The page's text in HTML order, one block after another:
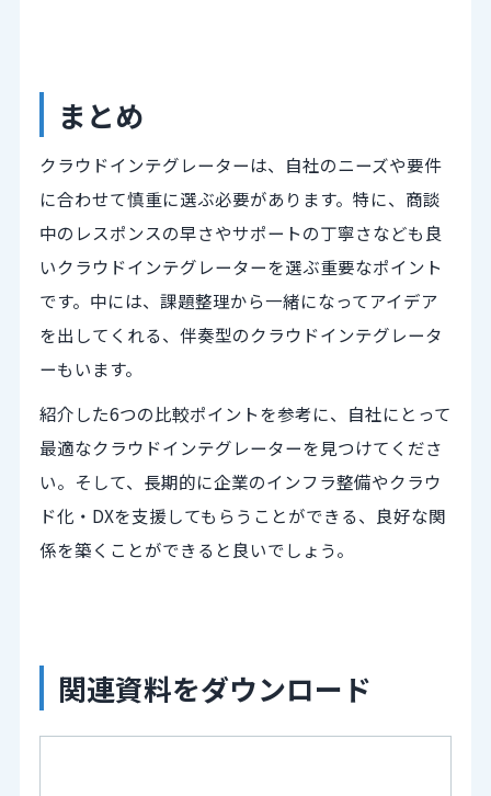
まとめ
クラウドインテグレーターは、自社のニーズや要件
に合わせて慎重に選ぶ必要があります。特に、商談
中のレスポンスの早さやサポートの丁寧さなども良
いクラウドインテグレーターを選ぶ重要なポイント
です。中には、課題整理から一緒になってアイデア
を出してくれる、伴奏型のクラウドインテグレータ
ーもいます。
紹介した6つの比較ポイントを参考に、自社にとって
最適なクラウドインテグレーターを見つけてくださ
い。そして、長期的に企業のインフラ整備やクラウ
ド化・DXを支援してもらうことができる、良好な関
係を築くことができると良いでしょう。
関連資料をダウンロード